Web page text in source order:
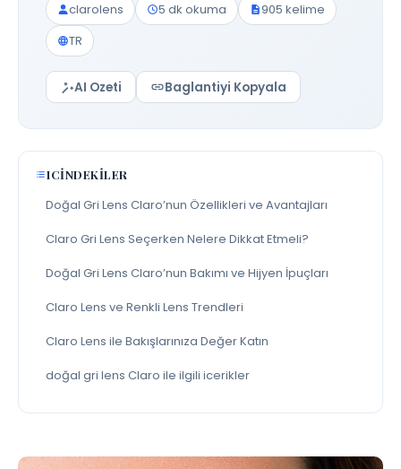
clarolens 5 dk okuma
905 kelime
TR
AI Ozeti Baglantiyi Kopyala
ICINDEKILER
Doğal Gri Lens Claro’nun Özellikleri ve Avantajları
Claro Gri Lens Seçerken Nelere Dikkat Etmeli?
Doğal Gri Lens Claro’nun Bakımı ve Hijyen İpuçları
Claro Lens ve Renkli Lens Trendleri
Claro Lens ile Bakışlarınıza Değer Katın
doğal gri lens Claro ile ilgili icerikler